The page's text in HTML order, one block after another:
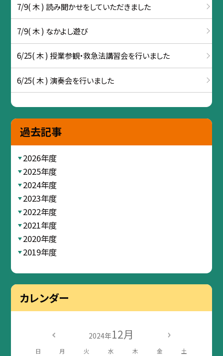
7/9( 木 ) 読み聞かせをしていただきました
7/9( 木 ) なかよし遊び
6/25( 木 ) 授業参観・救急法講習会を行いました
6/25( 木 ) 演奏会を行いました
過去記事
2026年度
2025年度
2024年度
2023年度
2022年度
2021年度
2020年度
2019年度
カレンダー
2024年12月
日 月 火 水 木 金 土